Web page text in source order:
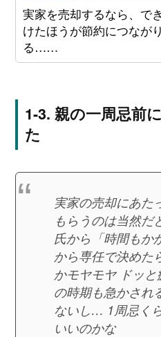
実家を売却するなら、で
けたほうが節約につなが
る……
親の一周忌前
た
実家の売却にあた
もらうのは当然だ
氏から「時間もか
から専任で決めた
かモヤモヤ‍️ ドッ
の時期も急かされ
ないし… 1周忌く
いいのかな